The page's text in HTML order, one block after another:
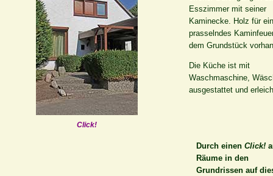
Click!
Esszimmer mit seiner
Kaminecke. Holz für ein
prasselndes
dem Grundstück
Die Küche ist mit
Waschmaschine,
ausgestattet und
Durch einen Click!
Räume in den
Grundrissen auf